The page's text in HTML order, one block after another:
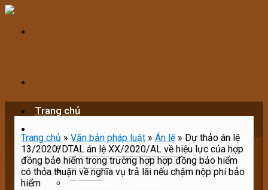
Skip
content
Trang chủ
Quy định chung về luật dân sự
Thừa kế
Đòi nợ
Giải quyết tranh chấp dân sự
Trang chủ » Văn bản pháp luật » Án lệ » Dự thảo án lệ
13/2020/DTAL án lệ XX/2020/AL về hiệu lực của hợp
đồng bảo hiểm trong trường hợp hợp đồng bảo hiểm
có thỏa thuận về nghĩa vụ trả lãi nếu chậm nộp phí bảo
hiểm